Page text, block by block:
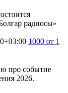
радиосы»
1000 от 1
про событие
2026.